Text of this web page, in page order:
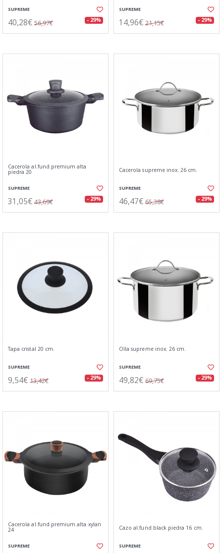
SUPREME
40,28€ 56,97€ - 29%
SUPREME
14,96€ 21,15€ - 29%
Cacerola al.fund.premium alta
piedra 20
SUPREME
31,05€ 43,69€ - 29%
Cacerola supreme inox. 26 cm.
SUPREME
46,47€ 65,38€ - 29%
Tapa cristal 20 cm.
SUPREME
9,54€ 13,42€ - 29%
Olla supreme inox. 26 cm.
SUPREME
49,82€ 69,75€ - 29%
Cacerola al.fund.premium alta xylan
24
SUPREME
Cazo al.fund.black piedra 16 cm.
SUPREME